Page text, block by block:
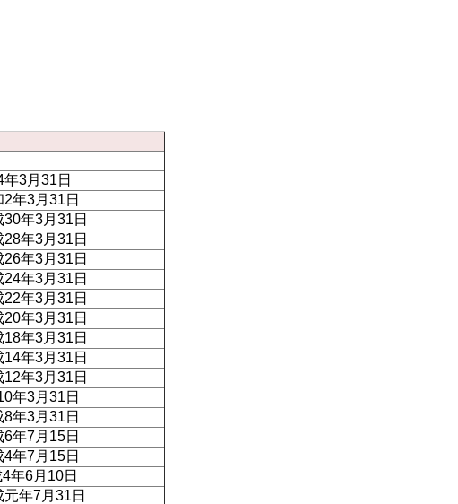
3月31日
年3月31日
年3月31日
年3月31日
年3月31日
年3月31日
年3月31日
年3月31日
年3月31日
年3月31日
年3月31日
年3月31日
年3月31日
年7月15日
年7月15日
年6月10日
年7月31日